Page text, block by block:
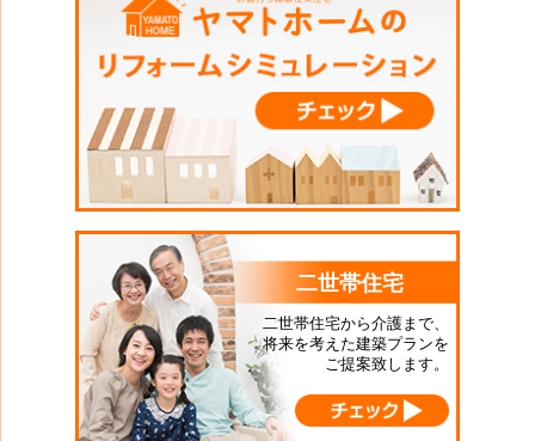
二世帯住宅
二世帯住宅から介護まで、
将来を考えた建築プランを
ご提案致します。